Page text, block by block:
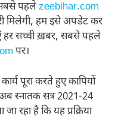
पहलेzeebihar.com
मिलेगी, हम इसे अपडेट कर
हर सच्ची ख़बर, सबसे पहले
पर।
पूरा करते हुए कापियों
अब स्नातक सत्र 2021-24
रहा है कि यह प्रक्रिया